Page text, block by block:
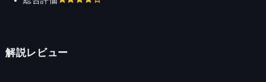
解説レビュー